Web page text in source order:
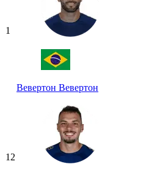
1
Вевертон Вевертон
12